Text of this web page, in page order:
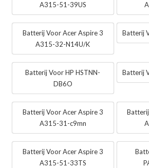
A315-51-39US
Batterij Voor Acer Aspire 3
A315-32-N14U/K
Batterij
Batterij Voor HP HSTNN-
DB6O
Batterij
Batterij Voor Acer Aspire 3
A315-31-c9mn
Batterij Voor Acer Aspire 3
A315-51-33TS